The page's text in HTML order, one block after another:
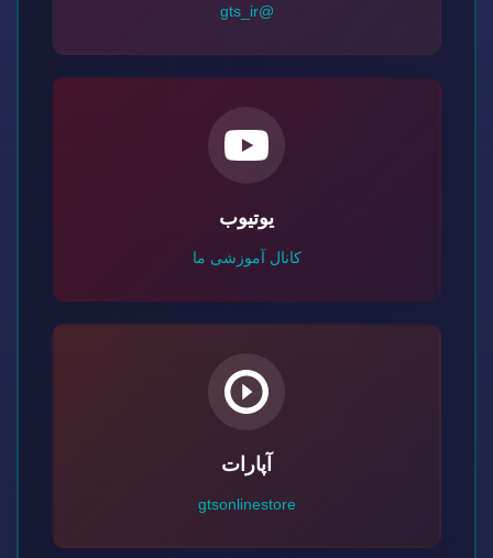
@gts_ir
یوتیوب
کانال آموزشی ما
آپارات
gtsonlinestore